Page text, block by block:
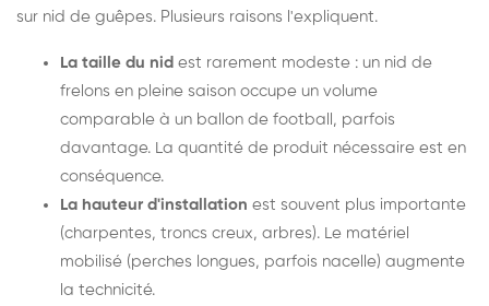
sur nid de guêpes. Plusieurs raisons l'expliquent.
La taille du nid est rarement modeste : un nid de
frelons en pleine saison occupe un volume
comparable à un ballon de football, parfois
davantage. La quantité de produit nécessaire est en
conséquence.
La hauteur d'installation est souvent plus importante
(charpentes, troncs creux, arbres). Le matériel
mobilisé (perches longues, parfois nacelle) augmente
la technicité.